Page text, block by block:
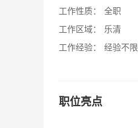
工作性质：
全职
工作区域：
乐清
工作经验：
经验不限
职位亮点